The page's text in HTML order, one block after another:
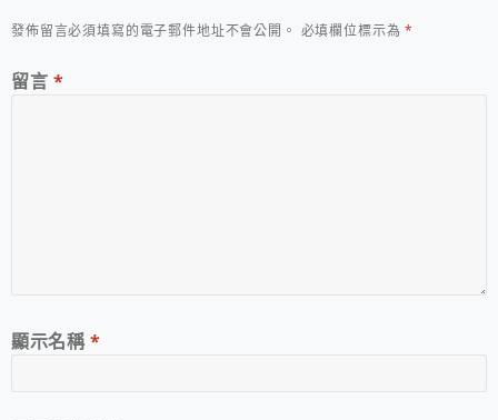
發佈留言必須填寫的電子郵件地址不會公開。 必填欄位標示為*
留言 *
顯示名稱*